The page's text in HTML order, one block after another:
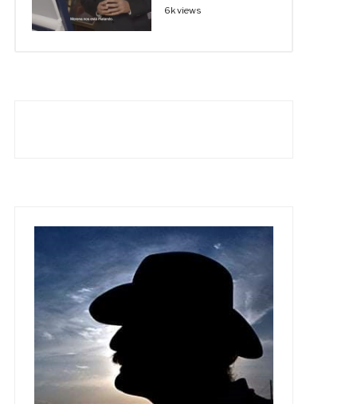
6k views